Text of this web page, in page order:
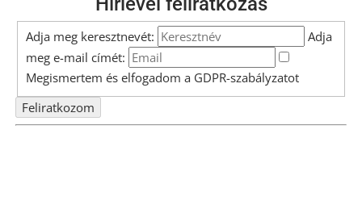
Adja meg keresztnevét:
Adja
meg e-mail címét:
Megismertem és elfogadom a GDPR-szabályzatot